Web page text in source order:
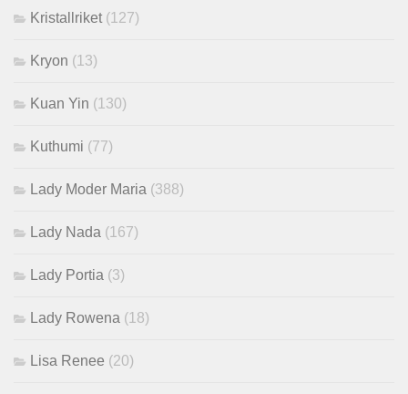
Kristallriket (127)
Kryon (13)
Kuan Yin (130)
Kuthumi (77)
Lady Moder Maria (388)
Lady Nada (167)
Lady Portia (3)
Lady Rowena (18)
Lisa Renee (20)